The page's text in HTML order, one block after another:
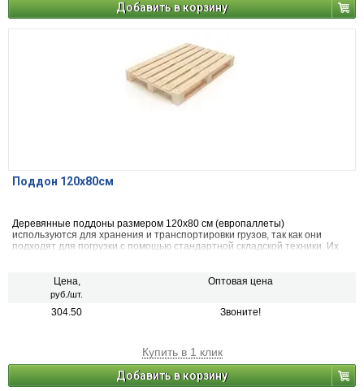
Добавить в корзину
Поддон 120х80см
Деревянные поддоны размером 120x80 см (европаллеты)
используются для хранения и транспортировки грузов, так как они
подходят для погрузки с помощью стандартной складской техники. Их
могут использовать для творческих и дизайнерских целей, например,
для изготовления мебели.
Цена,
руб./шт.
Оптовая цена
304.50 Звоните!
Купить в 1 клик
Добавить в корзину